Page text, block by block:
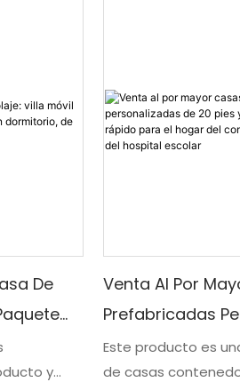
eficiente para
temporales o
De
y
Venta Al Por
Prefabricadas
20 Pies Y 40
Rápido Para El
Este producto es
de casas